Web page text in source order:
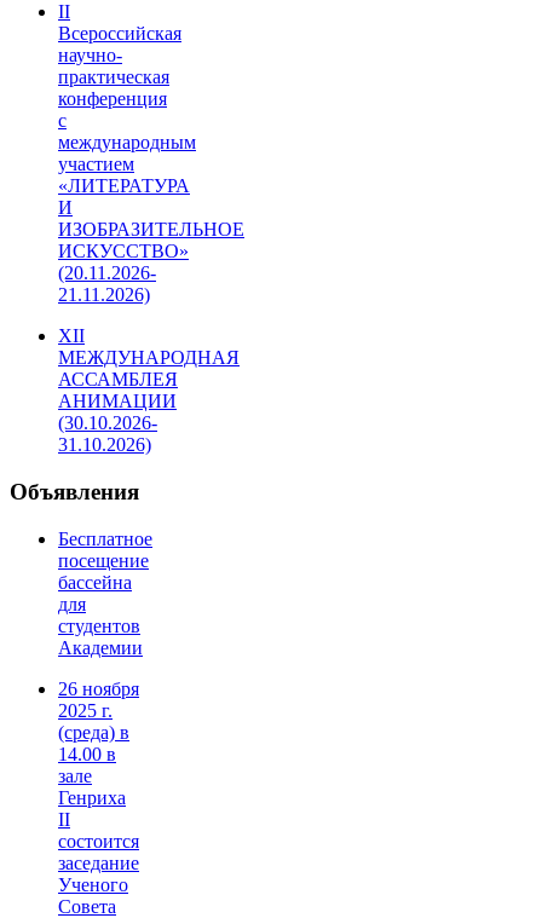
II
Всероссийская
научно-
практическая
конференция
с
международным
участием
«ЛИТЕРАТУРА
И
ИЗОБРАЗИТЕЛЬНОЕ
ИСКУССТВО»
(20.11.2026-
21.11.2026)
XII
МЕЖДУНАРОДНАЯ
АССАМБЛЕЯ
АНИМАЦИИ
(30.10.2026-
31.10.2026)
Объявления
Бесплатное
посещение
бассейна
для
студентов
Академии
26 ноября
2025 г.
(среда) в
14.00 в
зале
Генриха
II
состоится
заседание
Ученого
Совета